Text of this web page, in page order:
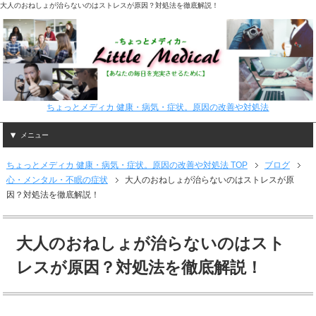
大人のおねしょが治らないのはストレスが原因？対処法を徹底解説！
ちょっとメディカ 健康・病気・症状。原因の改善や対処法
メニュー
ちょっとメディカ 健康・病気・症状。原因の改善や対処法 TOP
ブログ
心・メンタル・不眠の症状
大人のおねしょが治らないのはストレスが原
因？対処法を徹底解説！
大人のおねしょが治らないのはスト
レスが原因？対処法を徹底解説！